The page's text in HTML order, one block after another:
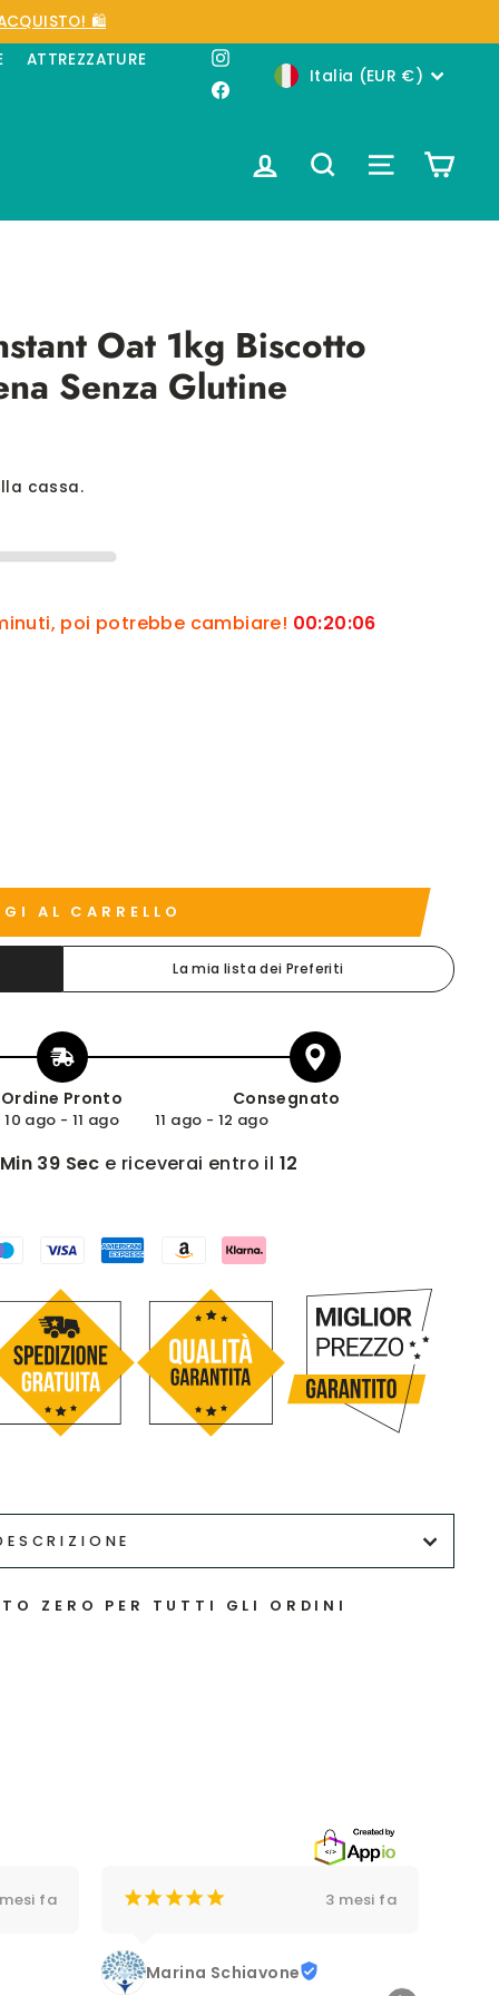
🛍️
ATTREZZATURE
Instagram
FacebookValuta
Italia (EUR €)
ACCEDI CERCA
Oat 1kg Biscotto
Senza Glutine
cassa.
poi potrebbe cambiare! 00:20:05
AL CARRELLO
La mia lista dei Preferiti
Ordine Pronto
10 ago - 11 ago
Consegnato
11 ago - 12 ago
38 Sec e riceverai entro il 12
ZERO PER TUTTI GLI ORDINI
fa ¡¡¡¡¡ 3 mesi fa
Marina Schiavone